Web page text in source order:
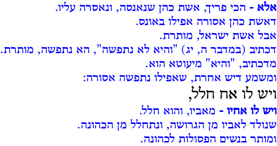
אלא - הכי פריך, אשת כהן שנאנסה, ונאסרה עליו.
דאשת כהן אסורה אפילו באונס.
אבל אשת ישראל, מותרת.
דכתיב (במדבר ה, יג) "והיא לא נתפשה", הא נתפשה, מותרת.
מדכתיב, "והיא" מיעוטא הוא.
ומשמע דיש אחרת, שאפילו נתפשה אסורה:
ויש לו אח חלל,
ויש לו אחיו - מאביו, והוא חלל.
שנולד לאביו מן הגרושה, ונתחלל מן הכהונה.
ומותר בנשים הפסולות לכהונה.